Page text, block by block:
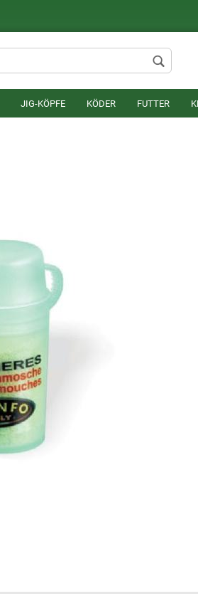
Lieferland
JIG-KÖPFE KÖDER FUTTER